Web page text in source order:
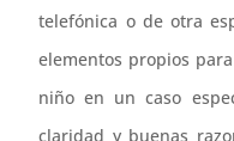
telefónica o de otra
elementos propios
niño en un caso
claridad y buenas